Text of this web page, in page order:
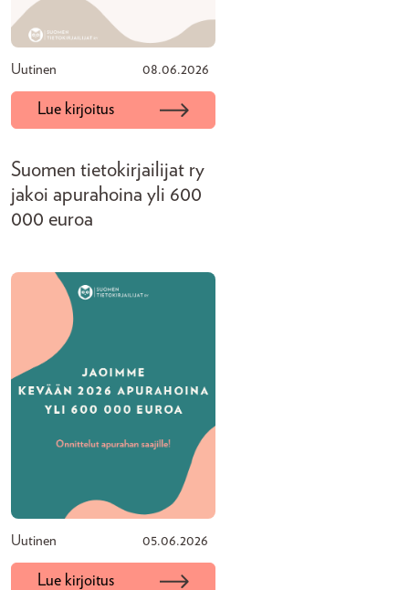
Uutinen 08.06.2026
Lue kirjoitus
Suomen tietokirjailijat ry
jakoi apurahoina yli 600
000 euroa
Uutinen 05.06.2026
Lue kirjoitus